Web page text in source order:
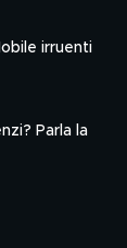
irruenti
Parla la